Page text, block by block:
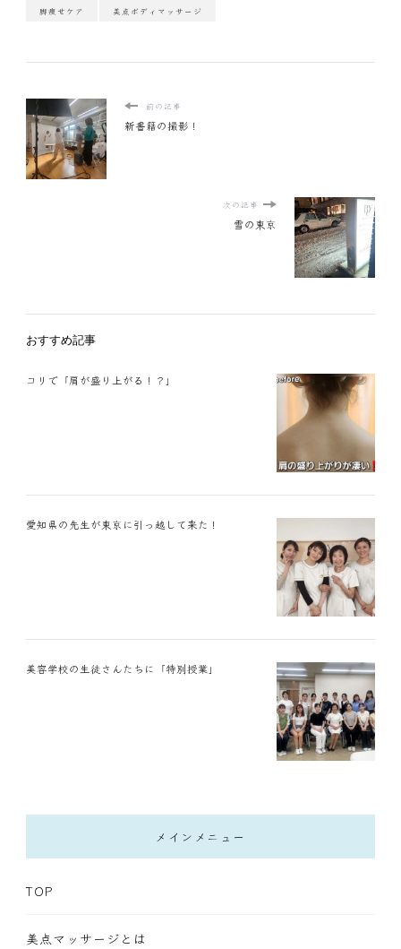
脚痩せケア 美点ボディマッサージ
前の記事
新書籍の撮影！
次の記事
雪の東京
おすすめ記事
コリで「肩が盛り上がる！？」
愛知県の先生が東京に引っ越して来た！
美容学校の生徒さんたちに「特別授業」
メインメニュー
TOP
美点マッサージとは